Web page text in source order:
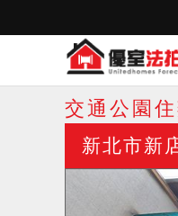
交通公園
新北市新